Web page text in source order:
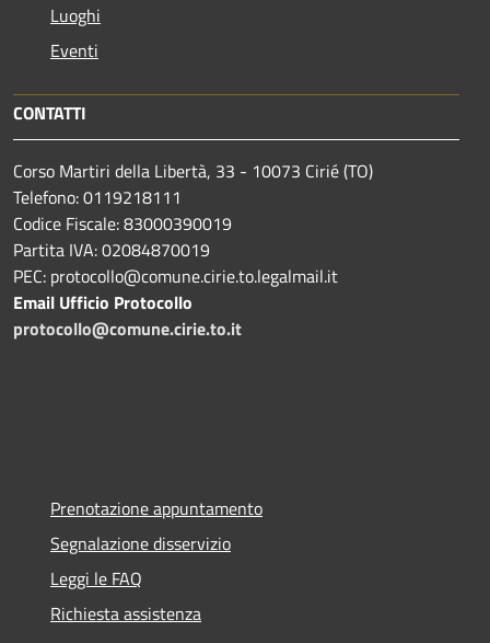
Luoghi
Eventi
CONTATTI
Corso Martiri della Libertà, 33 - 10073 Cirié (TO)
Telefono: 0119218111
Codice Fiscale: 83000390019
Partita IVA: 02084870019
PEC: protocollo@comune.cirie.to.legalmail.it
Email Ufficio Protocollo
protocollo@comune.cirie.to.it
Prenotazione appuntamento
Segnalazione disservizio
Leggi le FAQ
Richiesta assistenza